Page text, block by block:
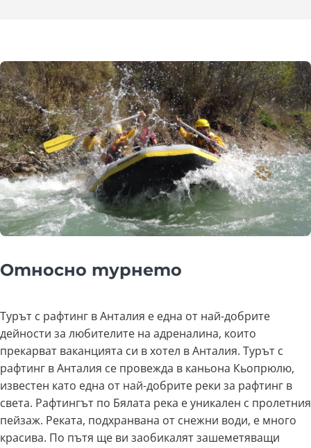
Относно турнето
Турът с рафтинг в Анталия е една от най-добрите
дейности за любителите на адреналина, които
прекарват ваканцията си в хотел в Анталия. Турът с
рафтинг в Анталия се провежда в каньона Кьопрюлю,
известен като една от най-добрите реки за рафтинг в
света. Рафтингът по Бялата река е уникален с пролетния
пейзаж. Реката, подхранвана от снежни води, е много
красива. По пътя ще ви заобикалят зашеметяващи